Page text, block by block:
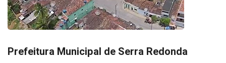
Prefeitura Municipal de Serra Redonda